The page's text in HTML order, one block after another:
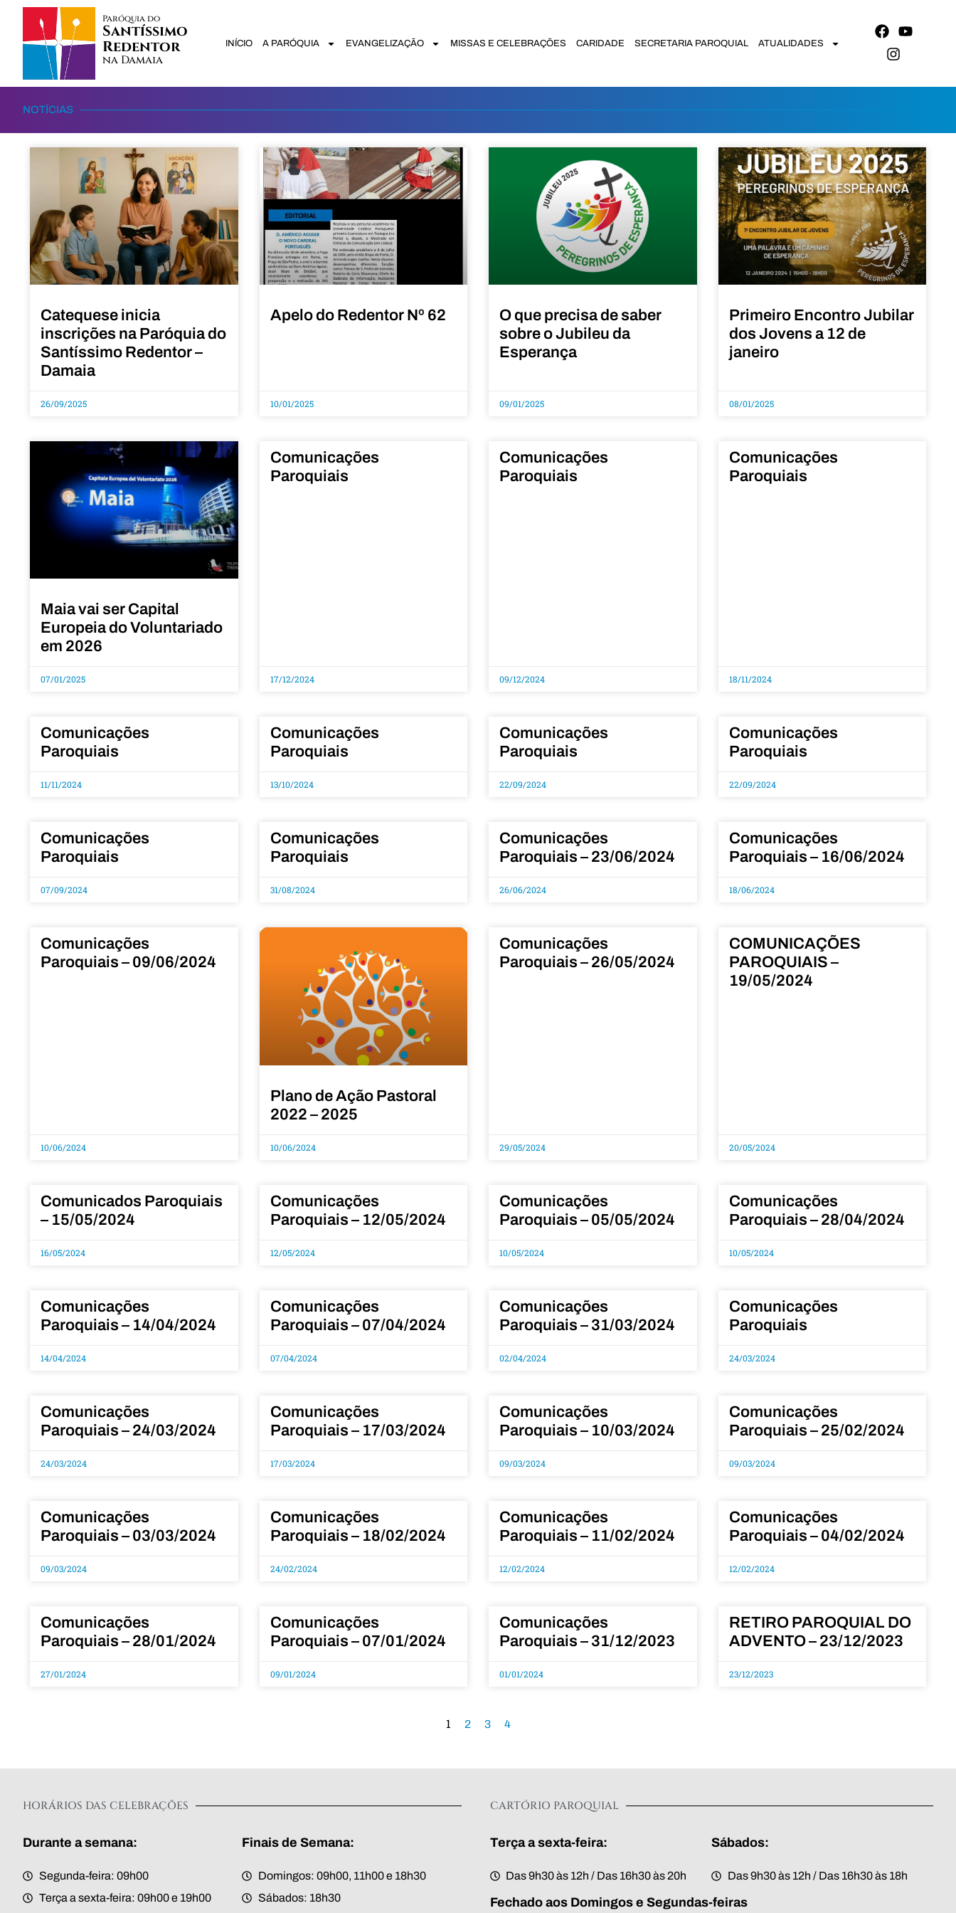
Paróquia do
Santíssimo
Redentor
na Damaia
INÍCIO A PARÓQUIA EVANGELIZAÇÃO MISSAS E CELEBRAÇÕES CARIDADE SECRETARIA PAROQUIAL ATUALIDADES
NOTÍCIAS
Catequese inicia
inscrições na Paróquia do
Santíssimo Redentor –
Damaia
26/09/2025
Apelo do Redentor Nº 62
10/01/2025
O que precisa de saber
sobre o Jubileu da
Esperança
09/01/2025
Primeiro Encontro Jubilar
dos Jovens a 12 de
janeiro
08/01/2025
Maia vai ser Capital
Europeia do Voluntariado
em 2026
07/01/2025
Comunicações
Paroquiais
17/12/2024
Comunicações
Paroquiais
09/12/2024
Comunicações
Paroquiais
18/11/2024
Comunicações
Paroquiais
11/11/2024
Comunicações
Paroquiais
13/10/2024
Comunicações
Paroquiais
22/09/2024
Comunicações
Paroquiais
22/09/2024
Comunicações
Paroquiais
07/09/2024
Comunicações
Paroquiais
31/08/2024
Comunicações
Paroquiais – 23/06/2024
26/06/2024
Comunicações
Paroquiais – 16/06/2024
18/06/2024
Comunicações
Paroquiais – 09/06/2024
10/06/2024
Plano de Ação Pastoral
2022 – 2025
10/06/2024
Comunicações
Paroquiais – 26/05/2024
29/05/2024
COMUNICAÇÕES
PAROQUIAIS –
19/05/2024
20/05/2024
Comunicados Paroquiais
– 15/05/2024
16/05/2024
Comunicações
Paroquiais – 12/05/2024
12/05/2024
Comunicações
Paroquiais – 05/05/2024
10/05/2024
Comunicações
Paroquiais – 28/04/2024
10/05/2024
Comunicações
Paroquiais – 14/04/2024
14/04/2024
Comunicações
Paroquiais – 07/04/2024
07/04/2024
Comunicações
Paroquiais – 31/03/2024
02/04/2024
Comunicações
Paroquiais
24/03/2024
Comunicações
Paroquiais – 24/03/2024
24/03/2024
Comunicações
Paroquiais – 17/03/2024
17/03/2024
Comunicações
Paroquiais – 10/03/2024
09/03/2024
Comunicações
Paroquiais – 25/02/2024
09/03/2024
Comunicações
Paroquiais – 03/03/2024
09/03/2024
Comunicações
Paroquiais – 18/02/2024
24/02/2024
Comunicações
Paroquiais – 11/02/2024
12/02/2024
Comunicações
Paroquiais – 04/02/2024
12/02/2024
Comunicações
Paroquiais – 28/01/2024
27/01/2024
Comunicações
Paroquiais – 07/01/2024
09/01/2024
Comunicações
Paroquiais – 31/12/2023
01/01/2024
RETIRO PAROQUIAL DO
ADVENTO – 23/12/2023
23/12/2023
1 2 3 4
HORÁRIOS DAS CELEBRAÇÕES
Durante a semana:
Segunda-feira: 09h00
Terça a sexta-feira: 09h00 e 19h00
Finais de Semana:
Domingos: 09h00, 11h00 e 18h30
Sábados: 18h30
CARTÓRIO PAROQUIAL
Terça a sexta-feira:
Das 9h30 às 12h / Das 16h30 às 20h
Sábados:
Das 9h30 às 12h / Das 16h30 às 18h
Fechado aos Domingos e Segundas-feiras